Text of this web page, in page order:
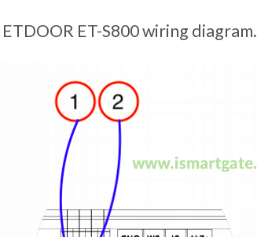
ETDOOR ET-S800 wiring diagram.